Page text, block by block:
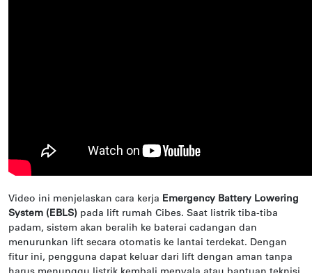
Video ini menjelaskan cara kerja
Emergency Battery Lowering
System (EBLS) pada lift rumah Cibes. Saat listrik tiba-tiba
padam, sistem akan beralih ke baterai cadangan dan
menurunkan lift secara otomatis ke lantai terdekat. Dengan
fitur ini, pengguna dapat keluar dari lift dengan aman tanpa